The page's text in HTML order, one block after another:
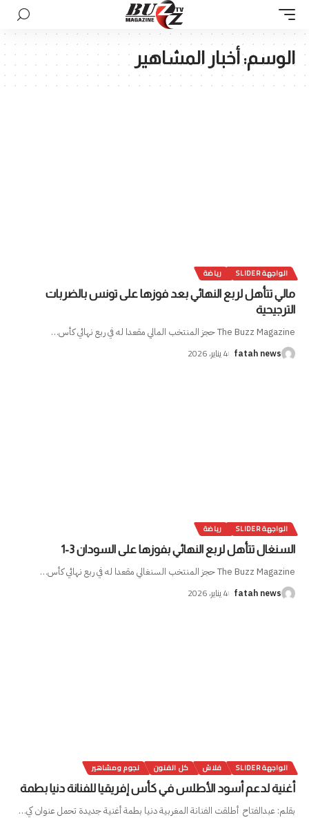
الوسم: أخبار المشاهير
الواجهة SLIDER
رياضة
مالي تتأهل لربع النهائي بعد فوزها على تونس بالضربات
الترجيحية
The Buzz Magazine حجز المنتخب المالي مقعدا له في ربع نهائي كأس
…
fatah news 4 يناير، 2026
الواجهة SLIDER
رياضة
السنغال تتأهل لربع النهائي بفوزها على السودان 3-1
The Buzz Magazine حجز المنتخب السنغالي مقعدا له في ربع نهائي كأس
…
fatah news 4 يناير، 2026
الواجهة SLIDER فلاش كل الفنون
نجوم ومشاهير
أغنية لدعم أسود الأطلس في كأس إفريقيا للفنانة دنيا بطمة
بقلم: عبدالفتاح أطلقت الفنانة المغربية دنيا بطمة أغنية جديدة تحمل عنوان كي…